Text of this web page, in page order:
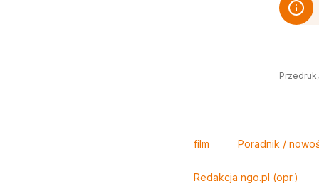
film Poradnik /
Redakcja ngo.pl (opr.)